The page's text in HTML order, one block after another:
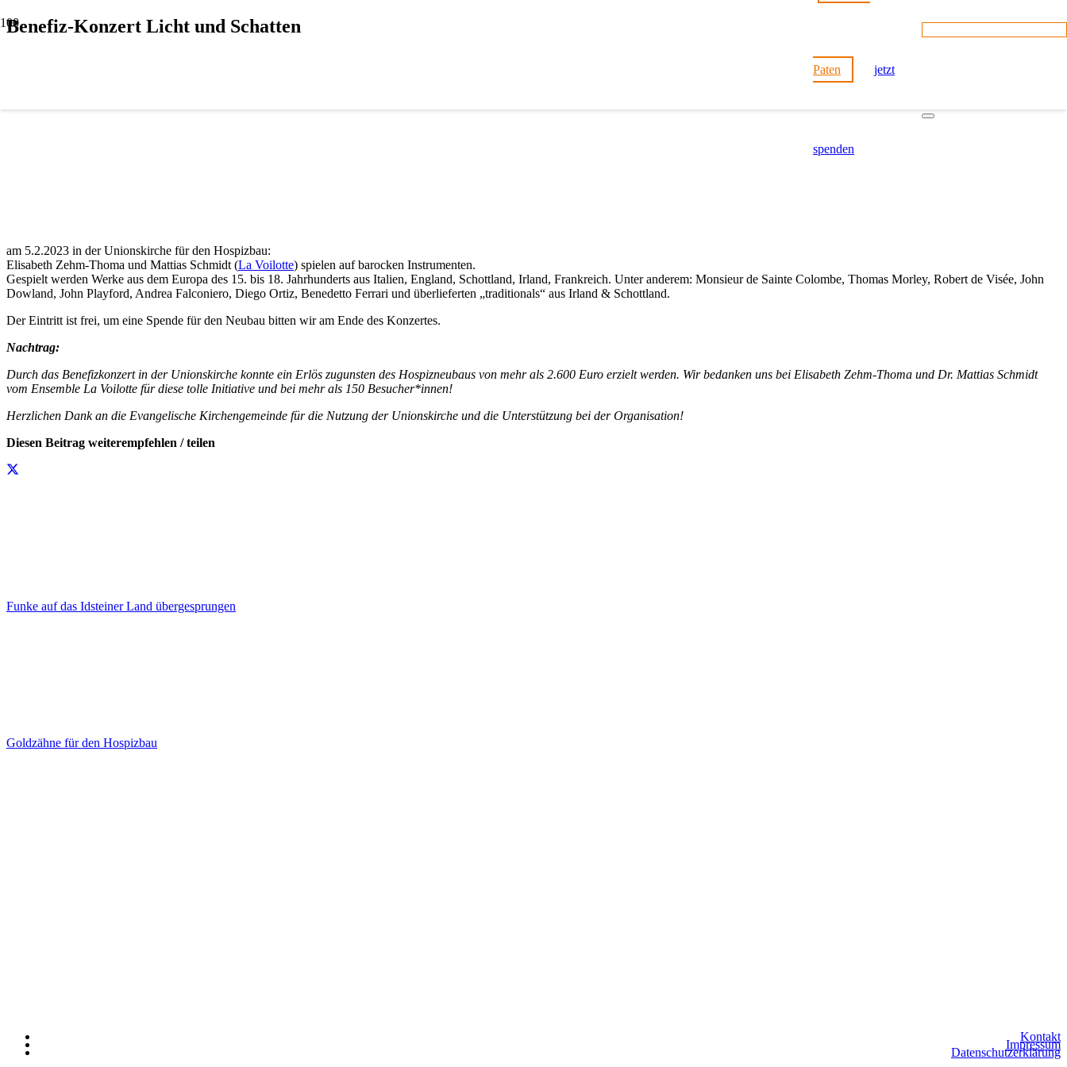
Paten jetzt
spenden
Benefiz-Konzert Licht und Schatten
am 5.2.2023 in der Unionskirche für den Hospizbau:
Elisabeth Zehm-Thoma und Mattias Schmidt (La Voilotte) spielen auf barocken Instrumenten.
Gespielt werden Werke aus dem Europa des 15. bis 18. Jahrhunderts aus Italien, England, Schottland, Irland, Frankreich. Unter anderem: Monsieur de Sainte Colombe, Thomas Morley, Robert de Visée, John
Dowland, John Playford, Andrea Falconiero, Diego Ortiz, Benedetto Ferrari und überlieferten „traditionals“ aus Irland & Schottland.
Der Eintritt ist frei, um eine Spende für den Neubau bitten wir am Ende des Konzertes.
Nachtrag:
Durch das Benefizkonzert in der Unionskirche konnte ein Erlös zugunsten des Hospizneubaus von mehr als 2.600 Euro erzielt werden. Wir bedanken uns bei Elisabeth Zehm-Thoma und Dr. Mattias Schmidt
vom Ensemble La Voilotte für diese tolle Initiative und bei mehr als 150 Besucher*innen!
Herzlichen Dank an die Evangelische Kirchengemeinde für die Nutzung der Unionskirche und die Unterstützung bei der Organisation!
Diesen Beitrag weiterempfehlen / teilen
Funke auf das Idsteiner Land übergesprungen
Goldzähne für den Hospizbau
Kontakt
Impressum
Datenschutzerklärung